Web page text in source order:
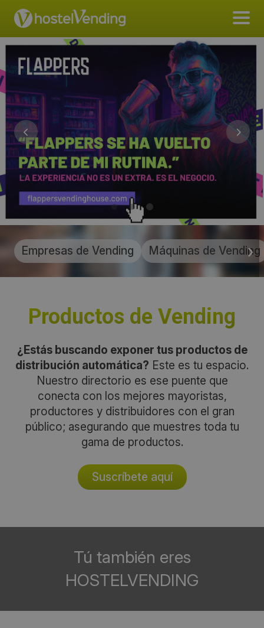
Empresas de Vending Máquinas de Vending
Productos de Vending
¿Estás buscando exponer tus productos de
distribución automática? Este es tu espacio.
Nuestro directorio es ese puente que
conecta con los mejores mayoristas,
productores y distribuidores con el gran
público; asegurando que muestres toda tu
gama de productos.
Suscríbete aquí
Tú también eres
HOSTELVENDING